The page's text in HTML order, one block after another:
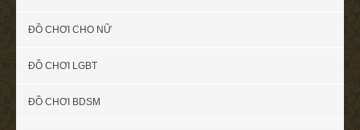
ĐỒ CHƠI CHO NỮ
ĐỒ CHƠI LGBT
ĐỒ CHƠI BDSM